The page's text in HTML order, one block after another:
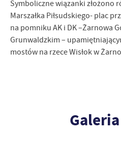
Symboliczne wiązanki złożono
Marszałka Piłsudskiego- plac
na pomniku AK i DK –Żarnowa
Grunwaldzkim –
mostów na rzece Wisłok w